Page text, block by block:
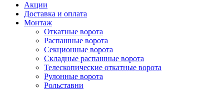
Акции
Доставка и оплата
Монтаж
Откатные ворота
Распашные ворота
Секционные ворота
Складные распашные ворота
Телескопические откатные ворота
Рулонные ворота
Рольставни